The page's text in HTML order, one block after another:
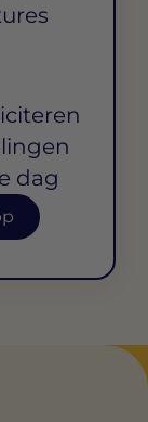
dag